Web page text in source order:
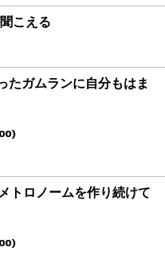
こえる
たガムランに自分もはま
トロノームを作り続けて